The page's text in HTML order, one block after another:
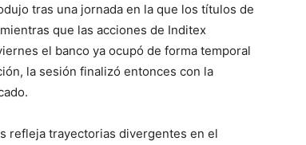
tras una jornada en la que los títulos de
que las acciones de Inditex
el banco ya ocupó de forma temporal
la sesión finalizó entonces con la
refleja trayectorias divergentes en el